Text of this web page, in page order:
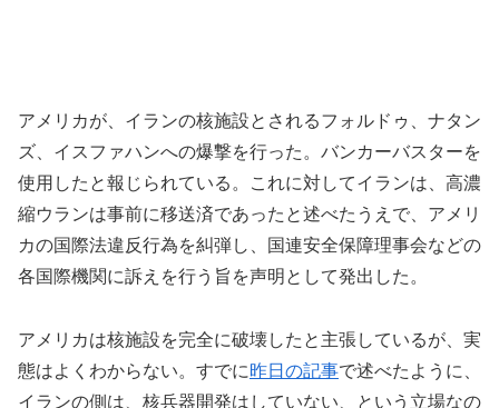
アメリカが、イランの核施設とされるフォルドゥ、ナタン
ズ、イスファハンへの爆撃を行った。バンカーバスターを
使用したと報じられている。これに対してイランは、高濃
縮ウランは事前に移送済であったと述べたうえで、アメリ
カの国際法違反行為を糾弾し、国連安全保障理事会などの
各国際機関に訴えを行う旨を声明として発出した。
アメリカは核施設を完全に破壊したと主張しているが、実
態はよくわからない。すでに昨日の記事で述べたように、
イランの側は、核兵器開発はしていない、という立場なの